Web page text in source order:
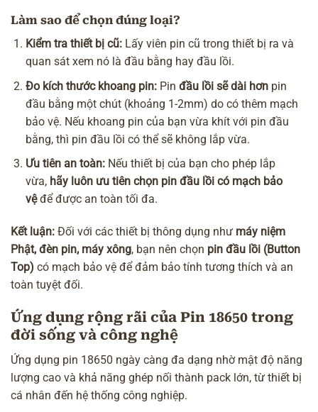
Làm sao để chọn đúng loại?
Kiểm tra thiết bị cũ: Lấy viên pin cũ trong thiết bị ra và
quan sát xem nó là đầu bằng hay đầu lồi.
Đo kích thước khoang pin: Pin đầu lồi sẽ dài hơn pin
đầu bằng một chút (khoảng 1-2mm) do có thêm mạch
bảo vệ. Nếu khoang pin của bạn vừa khít với pin đầu
bằng, thì pin đầu lồi có thể sẽ không lắp vừa.
Ưu tiên an toàn: Nếu thiết bị của bạn cho phép lắp
vừa, hãy luôn ưu tiên chọn pin đầu lồi có mạch bảo
vệđể được an toàn tối đa.
Kết luận: Đối với các thiết bị thông dụng như máy niệm
Phật, đèn pin, máy xông, bạn nên chọn pin đầu lồi (Button
Top) có mạch bảo vệ để đảm bảo tính tương thích và an
toàn tuyệt đối.
Ứng dụng rộng rãi của Pin 18650 trong
đời sống và công nghệ
Ứng dụng pin 18650 ngày càng đa dạng nhờ mật độ năng
lượng cao và khả năng ghép nối thành pack lớn, từ thiết bị
cá nhân đến hệ thống công nghiệp.